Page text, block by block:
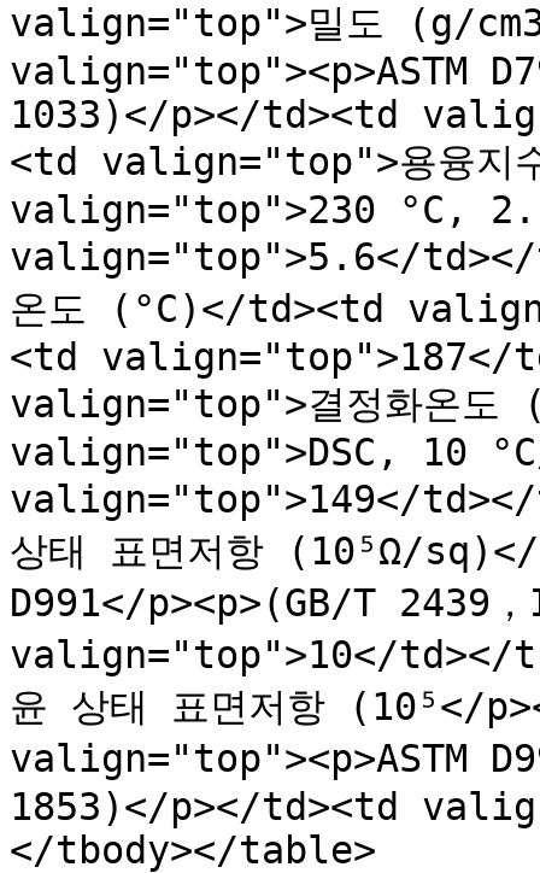
valign="top">밀도 (g/
valign="top"><p>ASTM
1033)</p></td><td
<td valign="top">용융
valign="top">230 °C,
valign="top">5.6</
온도 (°C)</td><td
<td valign="top">187</
valign="top">결정화온도
valign="top">DSC, 10
valign="top">149</
상태 표면저항 (10⁵Ω/
D991</p><p>(GB/T 2439
valign="top">10</td></
윤 상태 표면저항 (10⁵</
valign="top"><p>ASTM
1853)</p></td><td
</tbody></table>